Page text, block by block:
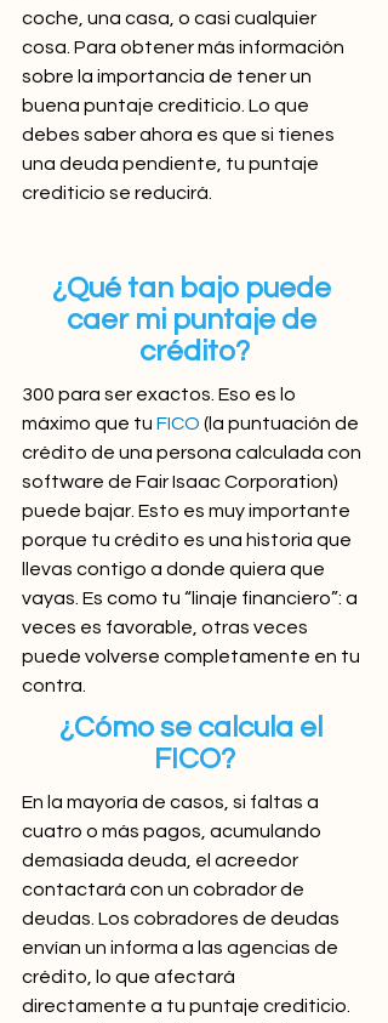
coche, una casa, o casi cualquier
cosa. Para obtener más información
sobre la importancia de tener un
buena puntaje crediticio. Lo que
debes saber ahora es que si tienes
una deuda pendiente, tu puntaje
crediticio se reducirá.
¿Qué tan bajo puede
caer mi puntaje de
crédito?
300 para ser exactos. Eso es lo
máximo que tu FICO (la puntuación de
crédito de una persona calculada con
software de Fair Isaac Corporation)
puede bajar. Esto es muy importante
porque tu crédito es una historia que
llevas contigo a donde quiera que
vayas. Es como tu “linaje financiero”: a
veces es favorable, otras veces
puede volverse completamente en tu
contra.
¿Cómo se calcula el
FICO?
En la mayoría de casos, si faltas a
cuatro o más pagos, acumulando
demasiada deuda, el acreedor
contactará con un cobrador de
deudas. Los cobradores de deudas
envían un informa a las agencias de
crédito, lo que afectará
directamente a tu puntaje crediticio.